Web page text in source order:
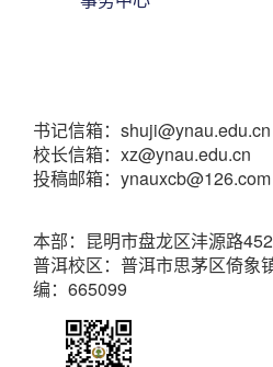
书记信箱：shuji@ynau.edu.cn
校长信箱：xz@ynau.edu.cn
投稿邮箱：ynauxcb@126.com
本部：昆明市盘龙区沣源路
普洱校区：普洱市思茅区倚
编：665099